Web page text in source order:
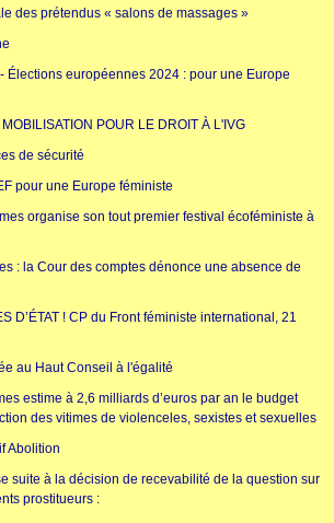
des prétendus « salons de massages »
Élections européennes 2024 : pour une Europe
POUR LE DROIT À L'IVG
de sécurité
pour une Europe féministe
organise son tout premier festival écoféministe à
: la Cour des comptes dénonce une absence de
D’ÉTAT ! CP du Front féministe international, 21
au Haut Conseil à l'égalité
estime à 2,6 milliards d’euros par an le budget
des vitimes de violenceles, sexistes et sexuelles
Abolition
suite à la décision de recevabilité de la question sur
prostitueurs :